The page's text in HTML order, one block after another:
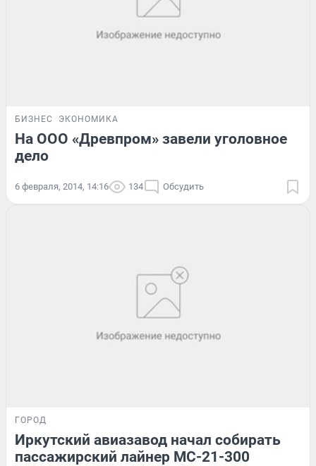
БИЗНЕС ЭКОНОМИКА
На ООО «Древпром» завели уголовное
дело
6 февраля, 2014, 14:16 134 Обсудить
ГОРОД
Иркутский авиазавод начал собирать
пассажирский лайнер МС-21-300